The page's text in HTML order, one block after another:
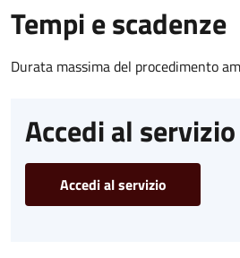
Tempi e scadenze
Durata massima del procedimento
Accedi al servizio
Accedi al servizio